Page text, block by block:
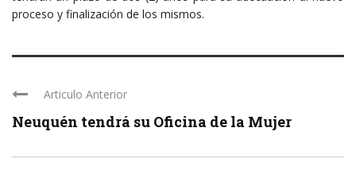
proceso y finalización de los mismos.
Articulo Anterior
Neuquén tendrá su Oficina de la Mujer